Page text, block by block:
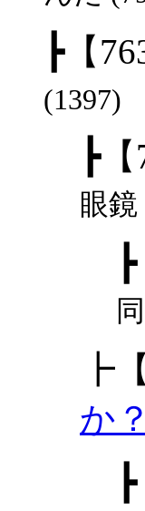
┣【
(1397)
┣【
眼鏡
┣
┣
か？
┣